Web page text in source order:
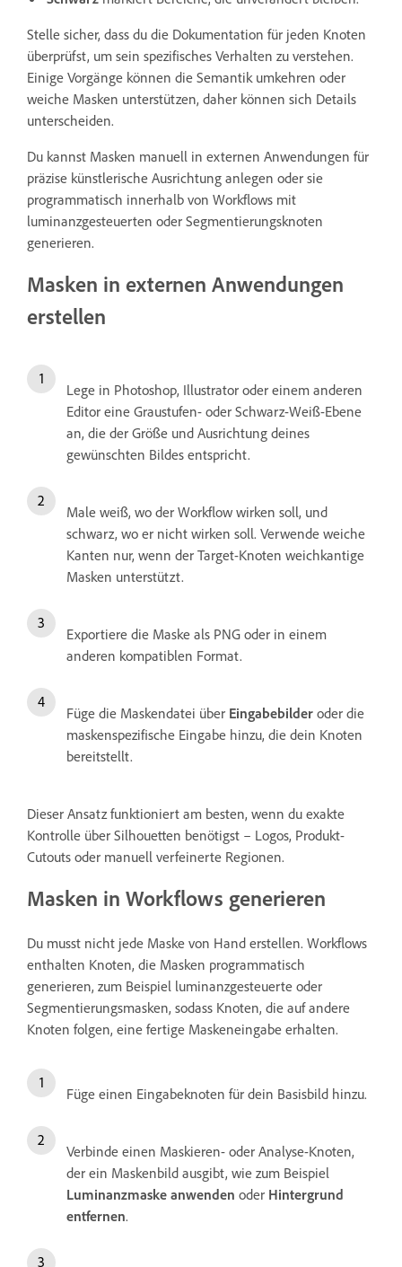
Stelle sicher, dass du die Dokumentation für jeden Knoten
überprüfst, um sein spezifisches Verhalten zu verstehen.
Einige Vorgänge können die Semantik umkehren oder
weiche Masken unterstützen, daher können sich Details
unterscheiden.
Du kannst Masken manuell in externen Anwendungen für
präzise künstlerische Ausrichtung anlegen oder sie
programmatisch innerhalb von Workflows mit
luminanzgesteuerten oder Segmentierungsknoten
generieren.
Masken in externen Anwendungen
erstellen
Lege in Photoshop, Illustrator oder einem anderen
Editor eine Graustufen- oder Schwarz-Weiß-Ebene
an, die der Größe und Ausrichtung deines
gewünschten Bildes entspricht.
Male weiß, wo der Workflow wirken soll, und
schwarz, wo er nicht wirken soll. Verwende weiche
Kanten nur, wenn der Target-Knoten weichkantige
Masken unterstützt.
Exportiere die Maske als PNG oder in einem
anderen kompatiblen Format.
Füge die Maskendatei über Eingabebilder oder die
maskenspezifische Eingabe hinzu, die dein Knoten
bereitstellt.
Dieser Ansatz funktioniert am besten, wenn du exakte
Kontrolle über Silhouetten benötigst – Logos, Produkt-
Cutouts oder manuell verfeinerte Regionen.
Masken in Workflows generieren
Du musst nicht jede Maske von Hand erstellen. Workflows
enthalten Knoten, die Masken programmatisch
generieren, zum Beispiel luminanzgesteuerte oder
Segmentierungsmasken, sodass Knoten, die auf andere
Knoten folgen, eine fertige Maskeneingabe erhalten.
Füge einen Eingabeknoten für dein Basisbild hinzu.
Verbinde einen Maskieren- oder Analyse-Knoten,
der ein Maskenbild ausgibt, wie zum Beispiel
Luminanzmaske anwenden oder Hintergrund
entfernen.